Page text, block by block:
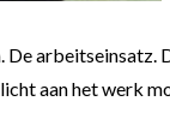
De
aan het werk